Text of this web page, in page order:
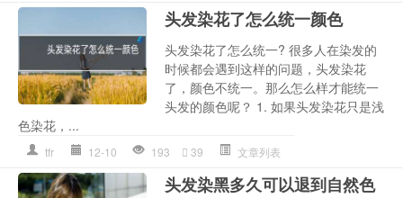
头发染花了怎么统一颜色
头发染花了怎么统一? 很多人在染发的
时候都会遇到这样的问题，头发染花
了，颜色不统一。那么怎么样才能统一
头发的颜色呢？ 1. 如果头发染花只是浅
色染花，...
tfr 12-10 193 39 文章列表
头发染黑多久可以退到自然色